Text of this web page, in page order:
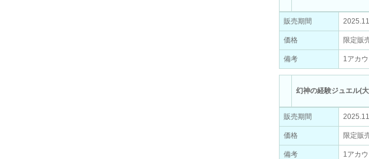
販売期間
価格 限定販
備考 1アカ
幻神の経験ジュエル(
販売期間
価格 限定販
備考 1アカ